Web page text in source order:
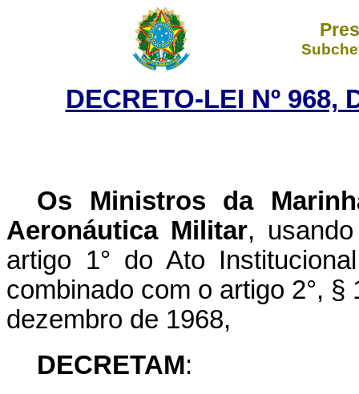
DECRETO-LEI Nº 968,
Os Ministros da
Aeronáutica Militar,
artigo 1° do Ato
combinado com o artigo 2°, §
dezembro de 1968,
DECRETAM: